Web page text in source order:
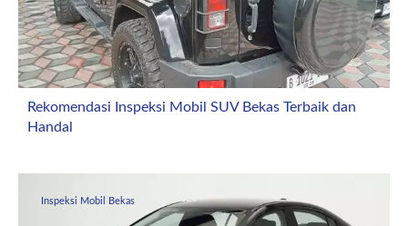
Rekomendasi Inspeksi Mobil SUV Bekas Terbaik dan
Handal
Inspeksi Mobil Bekas April 4, 2026